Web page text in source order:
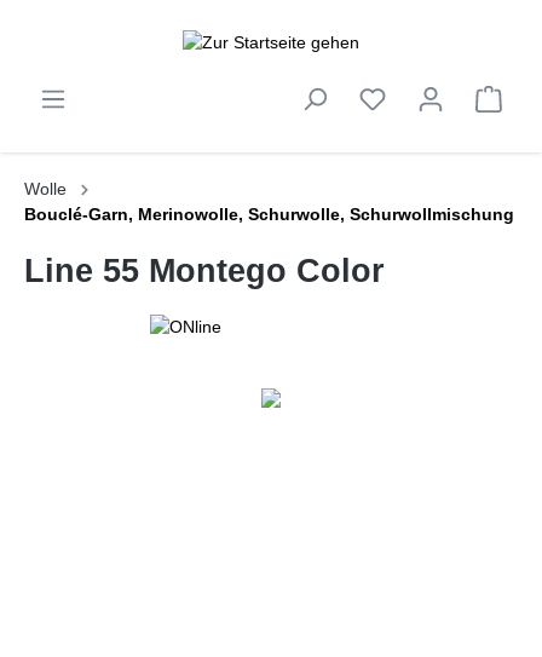
Wolle
Bouclé-Garn, Merinowolle, Schurwolle, Schurwollmischung
Line 55 Montego Color